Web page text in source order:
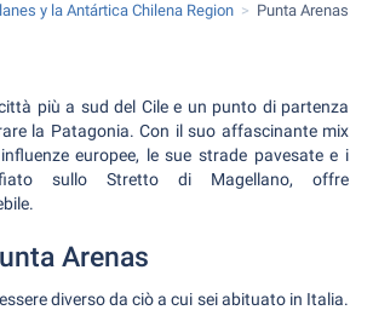
y la Antártica Chilena Region Punta Arenas
più a sud del Cile e un punto di partenza
la Patagonia. Con il suo affascinante mix
europee, le sue strade pavesate e i
sullo Stretto di Magellano, offre
Arenas
diverso da ciò a cui sei abituato in Italia.